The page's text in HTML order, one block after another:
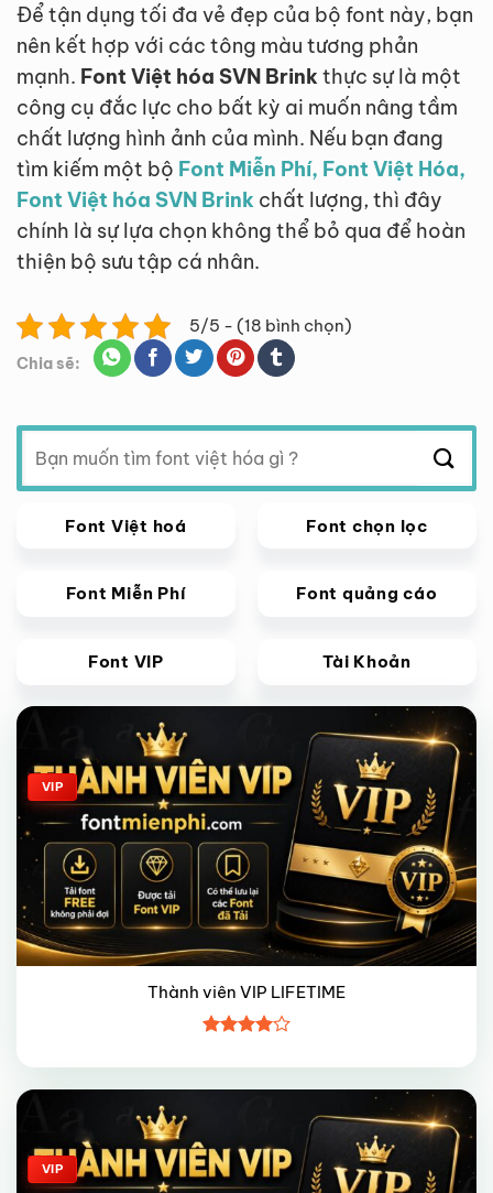
Để tận dụng tối đa vẻ đẹp của bộ font này, bạn
nên kết hợp với các tông màu tương phản
mạnh. Font Việt hóa SVN Brink thực sự là một
công cụ đắc lực cho bất kỳ ai muốn nâng tầm
chất lượng hình ảnh của mình. Nếu bạn đang
tìm kiếm một bộ Font Miễn Phí, Font Việt Hóa,
Font Việt hóa SVN Brink chất lượng, thì đây
chính là sự lựa chọn không thể bỏ qua để hoàn
thiện bộ sưu tập cá nhân.
5/5 - (18 bình chọn)
Chia sẽ:
Tìm
kiếm:
Font Việt hoá Font chọn lọc
Font Miễn Phí Font quảng cáo
Font VIP Tài Khoản
Giảm giá!
VIP
Thành viên VIP LIFETIME
xếp hạng
45 sao
Giảm giá!
VIP